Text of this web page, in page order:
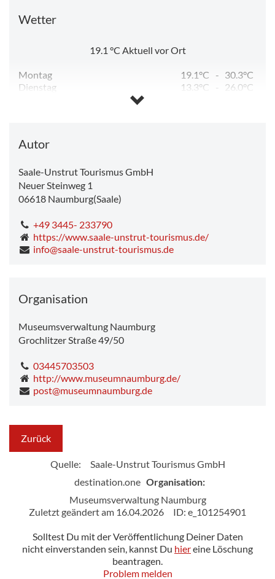
Wetter
19.1 °C Aktuell vor Ort
Montag 19.1°C - 30.3°C
Dienstag
13.3°C -
26.0°C
Autor
Saale-Unstrut Tourismus GmbH
Neuer Steinweg 1
06618 Naumburg(Saale)
+49 3445- 233790
https://www.saale-unstrut-tourismus.de/
info@saale-unstrut-tourismus.de
Organisation
Museumsverwaltung Naumburg
Grochlitzer Straße 49/50
03445703503
http://www.museumnaumburg.de/
post@museumnaumburg.de
Zurück
Quelle:
Saale-Unstrut Tourismus GmbH
destination.one Organisation:
Museumsverwaltung Naumburg
Zuletzt geändert am 16.04.2026
ID: e_101254901
Solltest Du mit der Veröffentlichung Deiner Daten
nicht einverstanden sein, kannst Du hiereine Löschung
beantragen.
Problem melden